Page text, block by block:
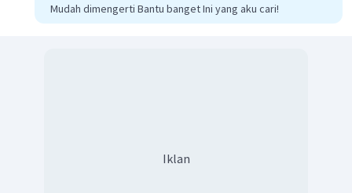
Mudah dimengerti Bantu banget Ini yang aku cari!
Iklan